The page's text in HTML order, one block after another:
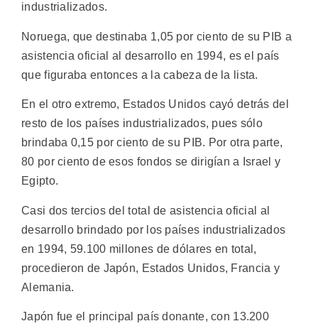
industrializados.
Noruega, que destinaba 1,05 por ciento de su PIB a
asistencia oficial al desarrollo en 1994, es el país
que figuraba entonces a la cabeza de la lista.
En el otro extremo, Estados Unidos cayó detrás del
resto de los países industrializados, pues sólo
brindaba 0,15 por ciento de su PIB. Por otra parte,
80 por ciento de esos fondos se dirigían a Israel y
Egipto.
Casi dos tercios del total de asistencia oficial al
desarrollo brindado por los países industrializados
en 1994, 59.100 millones de dólares en total,
procedieron de Japón, Estados Unidos, Francia y
Alemania.
Japón fue el principal país donante, con 13.200